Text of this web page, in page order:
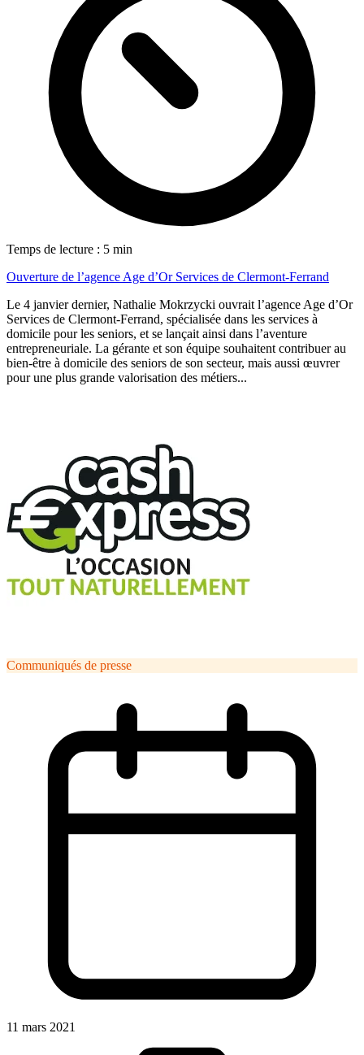
Temps de lecture : 5 min
Ouverture de l’agence Age d’Or Services de Clermont-Ferrand
Le 4 janvier dernier, Nathalie Mokrzycki ouvrait l’agence Age d’Or
Services de Clermont-Ferrand, spécialisée dans les services à
domicile pour les seniors, et se lançait ainsi dans l’aventure
entrepreneuriale. La gérante et son équipe souhaitent contribuer au
bien-être à domicile des seniors de son secteur, mais aussi œuvrer
pour une plus grande valorisation des métiers...
Communiqués de presse
11 mars 2021